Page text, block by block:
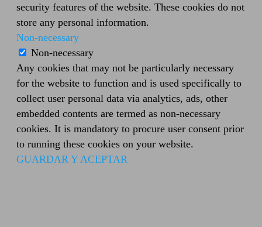
security features of the website. These cookies do not
store any personal information.
Non-necessary
Non-necessary
Any cookies that may not be particularly necessary
for the website to function and is used specifically to
collect user personal data via analytics, ads, other
embedded contents are termed as non-necessary
cookies. It is mandatory to procure user consent prior
to running these cookies on your website.
GUARDAR Y ACEPTAR